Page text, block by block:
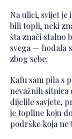
Na ulici, svijet
bili topli, neki
šta znači stalno
svega — hodala
zbog sebe.
Kafu sam pila s
nevažnih sitnica
dijelile savjete,
je topline koju
podrške koja